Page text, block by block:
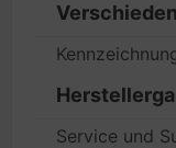
Service und